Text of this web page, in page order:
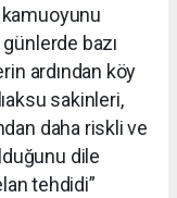
kamuoyunu
bazı
ardından köy
sakinleri,
daha riskli ve
dile
tehdidi”